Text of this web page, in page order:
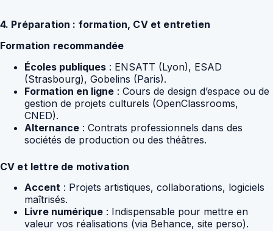
4. Préparation : formation, CV et entretien
Formation recommandée
Écoles publiques : ENSATT (Lyon), ESAD
(Strasbourg), Gobelins (Paris).
Formation en ligne : Cours de design d’espace ou de
gestion de projets culturels (OpenClassrooms,
CNED).
Alternance : Contrats professionnels dans des
sociétés de production ou des théâtres.
CV et lettre de motivation
Accent : Projets artistiques, collaborations, logiciels
maîtrisés.
Livre numérique : Indispensable pour mettre en
valeur vos réalisations (via Behance, site perso).